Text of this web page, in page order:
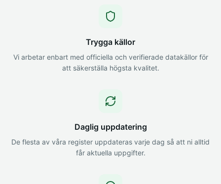
Trygga källor
Vi arbetar enbart med officiella och verifierade datakällor för
att säkerställa högsta kvalitet.
Daglig uppdatering
De flesta av våra register uppdateras varje dag så att ni alltid
får aktuella uppgifter.